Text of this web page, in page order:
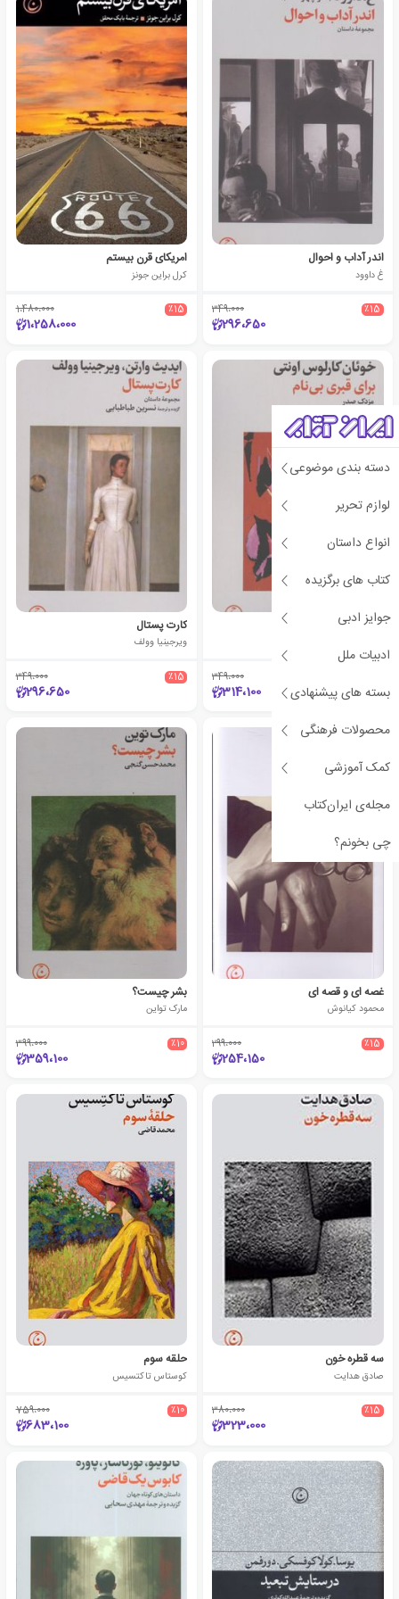
دسته بندی موضوعی
لوازم تحریر
انواع داستان
کتاب های برگزیده
جوایز ادبی
ادبیات ملل
بسته های پیشنهادی
محصولات فرهنگی
کمک آموزشی
مجله‌ی ایران‌کتاب
چی بخونم؟
اندر آداب و احوال
غ داوود
٪15 349،000
296،650
امریکای قرن بیستم
کرل براین جونز
٪15 1،480،000
1،258،000
برای قبری بی نام
349،000
314،100
کارت پستال
ویرجینیا وولف
٪15 349،000
296،650
غصه ای و قصه ای
محمود کیانوش
٪15 299،000
254،150
بشر چیست؟
مارک تواین
٪10 399،000
359،100
سه قطره خون
صادق هدایت
٪15 380،000
323،000
حلقه سوم
کوستاس تاکتسیس
٪10 759،000
683،100